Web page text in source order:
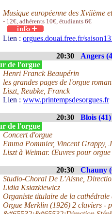
Musique européenne des Xviième
- 12€, adhérents 10€, étudiants 6€
Lien : orgues.douai.free.fr/
20:30 Angers
de l'orgue
Henri Franck Beaupérin
les grandes pages de l'orgue
Liszt, Reubke, Franck
Lien : www.printempsdesorgues.fr
20:30 Blois
de l'orgue
Concert d'orgue
Emma Pommier, Vincent Grappy,
Liszt à Weimar. Œuvres pour
20:30 Chauny
Studio-Choral De L’Aisne,
Lidia Ksiazkiewicz
Organiste titulaire de la
Orgue Merklin (1926) 2 claviers -